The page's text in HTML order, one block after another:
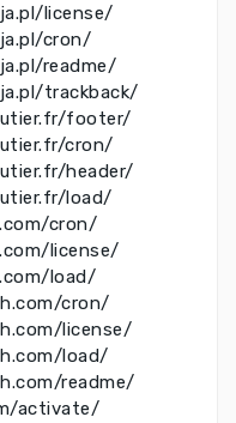
license/
cron/
readme/
trackback/
footer/
cron/
header/
load/
cron/
license/
load/
cron/
license/
load/
readme/
activate/